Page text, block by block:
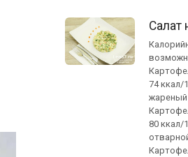
Салат
74 ккал/
жареный
80 ккал/